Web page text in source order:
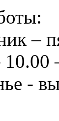
–
10.00
-